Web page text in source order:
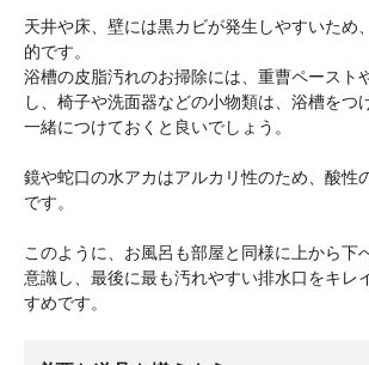
天井や床、壁には黒カビが発生しやすいため
的です。
浴槽の皮脂汚れのお掃除には、重曹ペースト
し、椅子や洗面器などの小物類は、浴槽をつ
一緒につけておくと良いでしょう。
鏡や蛇口の水アカはアルカリ性のため、酸性
です。
このように、お風呂も部屋と同様に上から下
意識し、最後に最も汚れやすい排水口をキレ
すめです。